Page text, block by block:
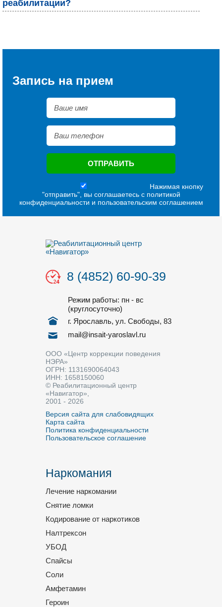
реабилитации?
Запись на прием
Нажимая кнопку
"отправить", вы соглашаетесь с политикой
конфиденциальности и пользовательским соглашением
8 (4852) 60-90-39
Режим работы: пн - вс
(круглосуточно)
г. Ярославль, ул. Свободы, 83
mail@insait-yaroslavl.ru
ООО «Центр коррекции поведения
НЭРА»
ОГРН: 1131690064043
ИНН: 1658150060
© Реабилитационный центр
«Навигатор»,
2001 - 2026
Версия сайта для слабовидящих
Карта сайта
Политика конфиденциальности
Пользовательское соглашение
Наркомания
Лечение наркомании
Снятие ломки
Кодирование от наркотиков
Налтрексон
УБОД
Спайсы
Соли
Амфетамин
Героин